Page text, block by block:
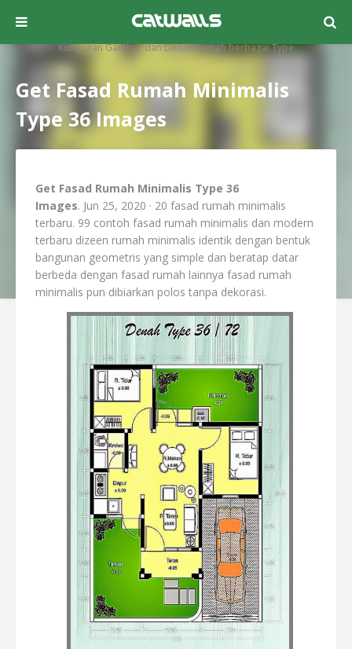
Kumpulan Gambar dan Denah Rumah berbagai Type
Get Fasad Rumah Minimalis
Type 36 Images
Get Fasad Rumah Minimalis Type 36
Images. Jun 25, 2020 · 20 fasad rumah minimalis
terbaru. 99 contoh fasad rumah minimalis dan modern
terbaru dizeen rumah minimalis identik dengan bentuk
bangunan geometris yang simple dan beratap datar
berbeda dengan fasad rumah lainnya fasad rumah
minimalis pun dibiarkan polos tanpa dekorasi.